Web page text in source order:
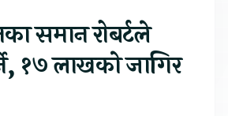
समान रोबर्टले
१७ लाखकाे जागिर